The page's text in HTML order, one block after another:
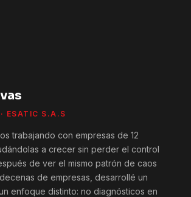
ESATIC S.A.S
trabajando con empresas de 12
a crecer sin perder el control
de ver el mismo patrón de caos
de empresas, desarrollé un
enfoque distinto: no diagnósticos en